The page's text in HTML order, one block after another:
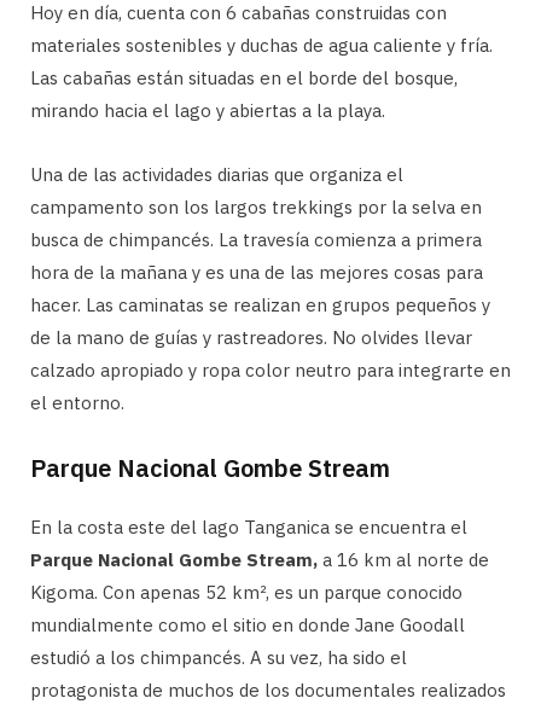
Hoy en día, cuenta con 6 cabañas construidas con
materiales sostenibles y duchas de agua caliente y fría.
Las cabañas están situadas en el borde del bosque,
mirando hacia el lago y abiertas a la playa.
Una de las actividades diarias que organiza el
campamento son los largos trekkings por la selva en
busca de chimpancés. La travesía comienza a primera
hora de la mañana y es una de las mejores cosas para
hacer. Las caminatas se realizan en grupos pequeños y
de la mano de guías y rastreadores. No olvides llevar
calzado apropiado y ropa color neutro para integrarte en
el entorno.
Parque Nacional Gombe Stream
En la costa este del lago Tanganica se encuentra el
Parque Nacional Gombe Stream, a 16 km al norte de
Kigoma. Con apenas 52 km², es un parque conocido
mundialmente como el sitio en donde Jane Goodall
estudió a los chimpancés. A su vez, ha sido el
protagonista de muchos de los documentales realizados